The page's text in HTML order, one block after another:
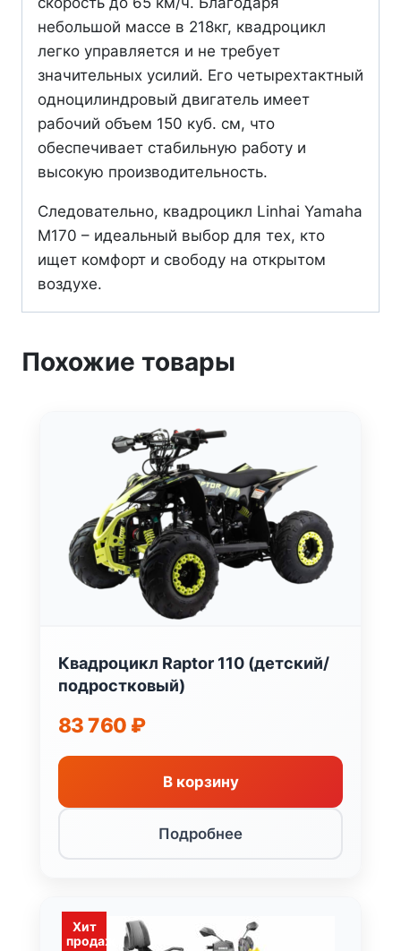
небольшой массе в 218кг, квадроцикл
легко управляется и не требует
значительных усилий. Его четырехтактный
одноцилиндровый двигатель имеет
рабочий объем 150 куб. см, что
обеспечивает стабильную работу и
высокую производительность.
Следовательно, квадроцикл Linhai Yamaha
M170 – идеальный выбор для тех, кто
ищет комфорт и свободу на открытом
воздухе.
Похожие товары
Квадроцикл Raptor 110 (детский/
подростковый)
83 760 ₽
В корзину
Подробнее
Хит
продаж